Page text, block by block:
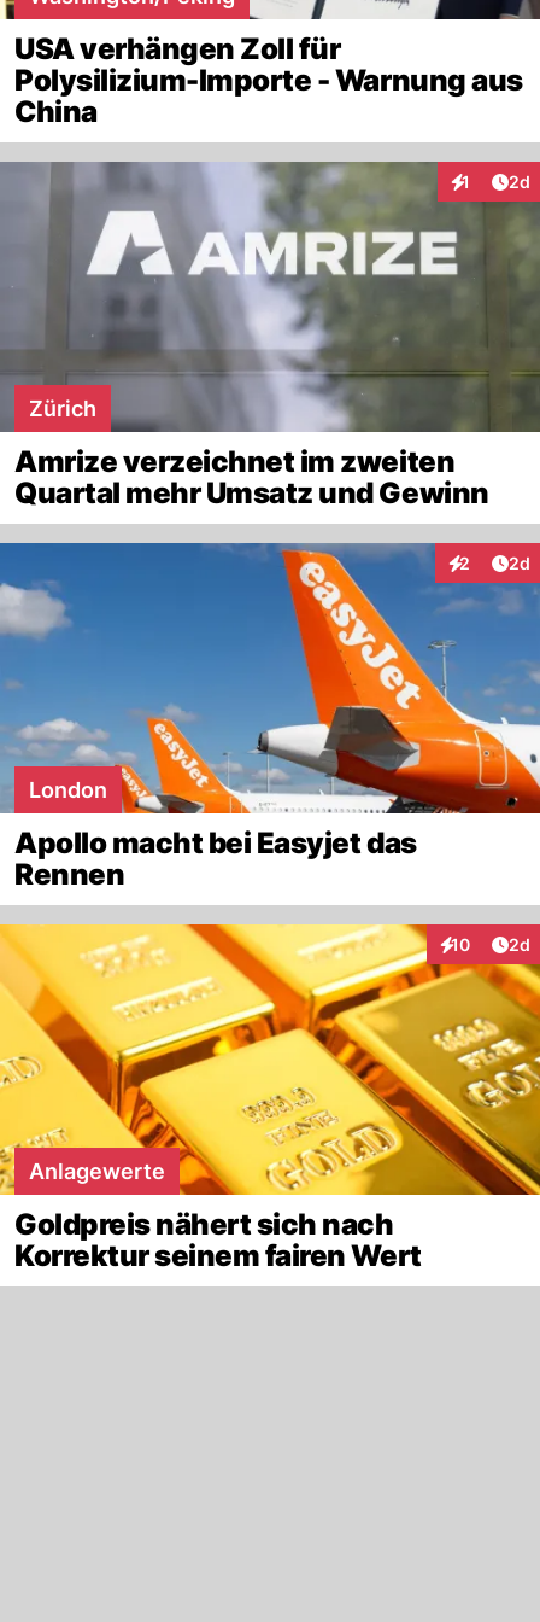
USA verhängen Zoll für
Polysilizium-Importe - Warnung aus
China
1 2d
Zürich
Amrize verzeichnet im zweiten
Quartal mehr Umsatz und Gewinn
2 2d
London
Apollo macht bei Easyjet das
Rennen
10
Interaktionen
2d
Anlagewerte
Goldpreis nähert sich nach
Korrektur seinem fairen Wert